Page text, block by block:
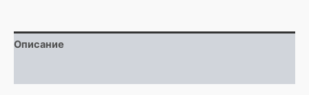
Audi
A5
Описание